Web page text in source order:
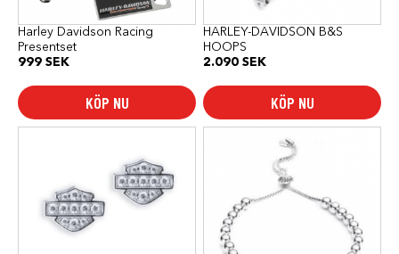
Harley Davidson Racing
Presentset
999 SEK
KÖP NU
HARLEY-DAVIDSON B&S
HOOPS
2.090 SEK
KÖP NU